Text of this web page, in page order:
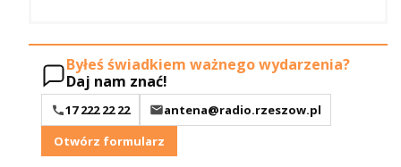
Byłeś świadkiem ważnego wydarzenia?
Daj nam znać!
17 222 22 22
antena@radio.rzeszow.pl
Otwórz formularz